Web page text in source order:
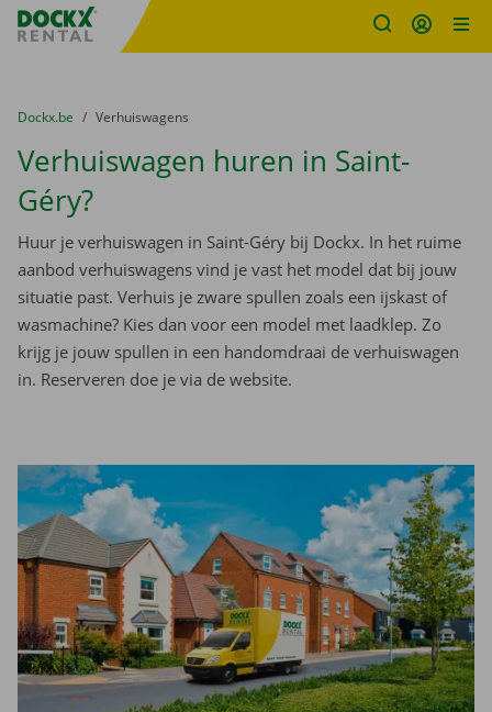
Fratello DEMO
U bevindt zich hier:
van
Dockx.be naar
Verhuiswagens
Verhuiswagen huren in Saint-
Géry?
Huur je verhuiswagen in Saint-Géry bij Dockx. In het ruime
aanbod verhuiswagens vind je vast het model dat bij jouw
situatie past. Verhuis je zware spullen zoals een ijskast of
wasmachine? Kies dan voor een model met laadklep. Zo
krijg je jouw spullen in een handomdraai de verhuiswagen
in. Reserveren doe je via de website.